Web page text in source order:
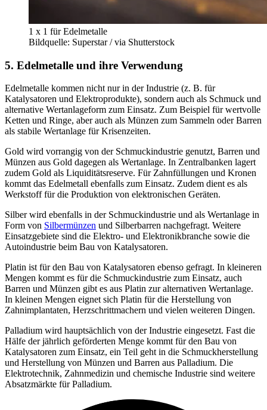
1 x 1 für Edelmetalle
Bildquelle: Superstar / via Shutterstock
5. Edelmetalle und ihre Verwendung
Edelmetalle kommen nicht nur in der Industrie (z. B. für
Katalysatoren und Elektroprodukte), sondern auch als Schmuck und
alternative Wertanlageform zum Einsatz. Zum Beispiel für wertvolle
Ketten und Ringe, aber auch als Münzen zum Sammeln oder Barren
als stabile Wertanlage für Krisenzeiten.
Gold wird vorrangig von der Schmuckindustrie genutzt, Barren und
Münzen aus Gold dagegen als Wertanlage. In Zentralbanken lagert
zudem Gold als Liquiditätsreserve. Für Zahnfüllungen und Kronen
kommt das Edelmetall ebenfalls zum Einsatz. Zudem dient es als
Werkstoff für die Produktion von elektronischen Geräten.
Silber wird ebenfalls in der Schmuckindustrie und als Wertanlage in
Form von Silbermünzen und Silberbarren nachgefragt. Weitere
Einsatzgebiete sind die Elektro- und Elektronikbranche sowie die
Autoindustrie beim Bau von Katalysatoren.
Platin ist für den Bau von Katalysatoren ebenso gefragt. In kleineren
Mengen kommt es für die Schmuckindustrie zum Einsatz, auch
Barren und Münzen gibt es aus Platin zur alternativen Wertanlage.
In kleinen Mengen eignet sich Platin für die Herstellung von
Zahnimplantaten, Herzschrittmachern und vielen weiteren Dingen.
Palladium wird hauptsächlich von der Industrie eingesetzt. Fast die
Hälfe der jährlich geförderten Menge kommt für den Bau von
Katalysatoren zum Einsatz, ein Teil geht in die Schmuckherstellung
und Herstellung von Münzen und Barren aus Palladium. Die
Elektrotechnik, Zahnmedizin und chemische Industrie sind weitere
Absatzmärkte für Palladium.